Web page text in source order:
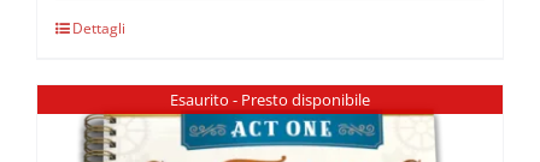
Dettagli
Esaurito - Presto disponibile